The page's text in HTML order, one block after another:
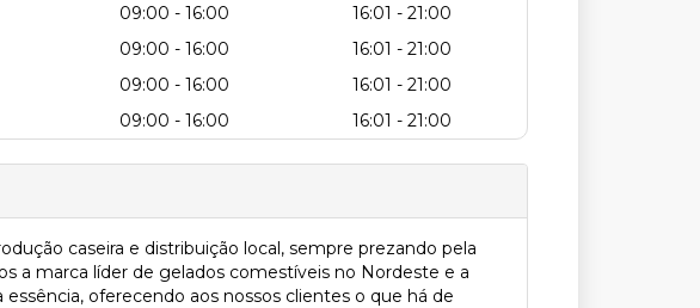
09:00 - 16:00
16:01 - 21:00
09:00 - 16:00
16:01 - 21:00
09:00 - 16:00
16:01 - 21:00
09:00 - 16:00 16:01 - 21:00
caseira e distribuição local, sempre prezando pela
a marca líder de gelados comestíveis no Nordeste e a
oferecendo aos nossos clientes o que há de